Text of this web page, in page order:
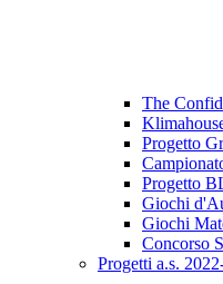
The
Progetto
Progetto
Giochi
Giochi
Concorso
Progetti a.s.